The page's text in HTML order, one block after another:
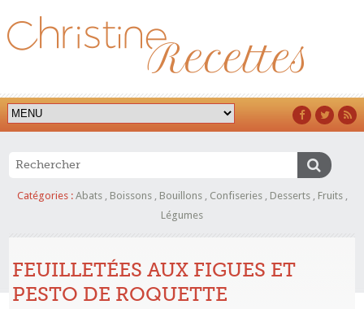
Catégories : Abats, Boissons, Bouillons, Confiseries, Desserts, Fruits,
Légumes
FEUILLETÉES AUX FIGUES ET
PESTO DE ROQUETTE